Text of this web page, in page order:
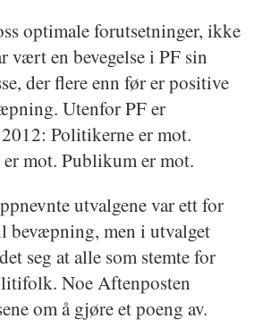
optimale forutsetninger, ikke
vært en bevegelse i PF sin
der flere enn før er positive
Utenfor PF er
Politikerne er mot.
mot. Publikum er mot.
utvalgene var ett for
bevæpning, men i utvalget
seg at alle som stemte for
Noe Aftenposten
om å gjøre et poeng av.